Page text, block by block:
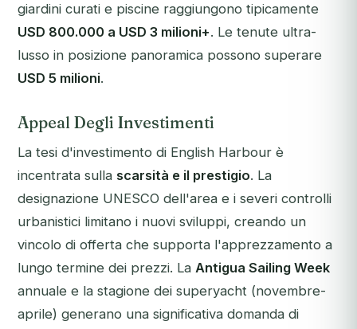
giardini curati e piscine raggiungono tipicamente
USD 800.000 a USD 3 milioni+. Le tenute ultra-
lusso in posizione panoramica possono superare
USD 5 milioni.
Appeal Degli Investimenti
La tesi d'investimento di English Harbour è
incentrata sulla scarsità e il prestigio. La
designazione UNESCO dell'area e i severi controlli
urbanistici limitano i nuovi sviluppi, creando un
vincolo di offerta che supporta l'apprezzamento a
lungo termine dei prezzi. La Antigua Sailing Week
annuale e la stagione dei superyacht (novembre-
aprile) generano una significativa domanda di